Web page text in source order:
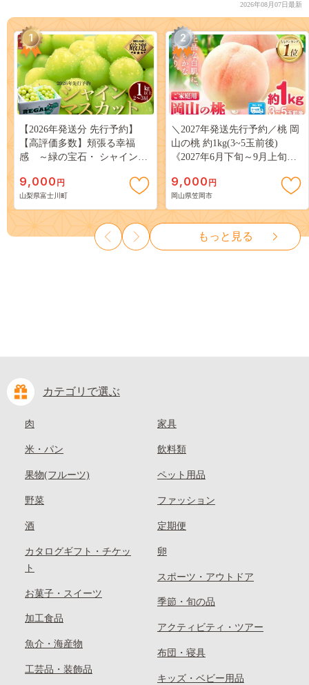
2026年08月07日最新
1
【2026年発送分 先行予約】
【高評価多数】頬張る幸福
感 ～緑の宝石・ シャインマ
３房） フルーツ 山梨県産 果
物 くだもの シャイン マスカ
ット ぶどう ブドウ 葡萄 大粒
種なし 先行予約 富士川町
10000円 一万円 9000円 九千円
9,000 円
山梨県富士川町
2
＼2027年発送先行予約／桃 岡
山の桃 約1kg(3~5玉前後)
《2027年6月下旬～9月上旬頃
岡山 はくとう スイーツ フル
ーツ 果物 デザート 旬 モモ も
も 先行予約 送料無料 果物 岡
山県 笠岡市 清水白桃 白鳳 白
麗 クール便---
kasaoka_zsy_419_100---
9,000 円
岡山県笠岡市
もっと見る
カテゴリで選ぶ
肉
米・パン
果物(フルーツ)
野菜
酒
カタログギフト・チケッ
ト
お菓子・スイーツ
加工食品
魚介・海産物
工芸品・装飾品
家具
飲料類
ペット用品
ファッション
定期便
卵
スポーツ・アウトドア
季節・旬の品
アクティビティ・ツアー
布団・寝具
キッズ・ベビー用品